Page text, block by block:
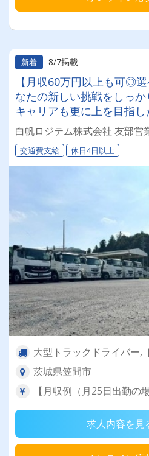
新着 8/7掲載
【月収60万円以上も可◎
なたの新しい挑戦をしっ
キャリアも更に上を目指し
白帆ロジテム株式会社 友部営
交通費支給 休日4日以上
大型トラックドライバー,
茨城県笠間市
【月収例（月25日出勤の
求人内容を見